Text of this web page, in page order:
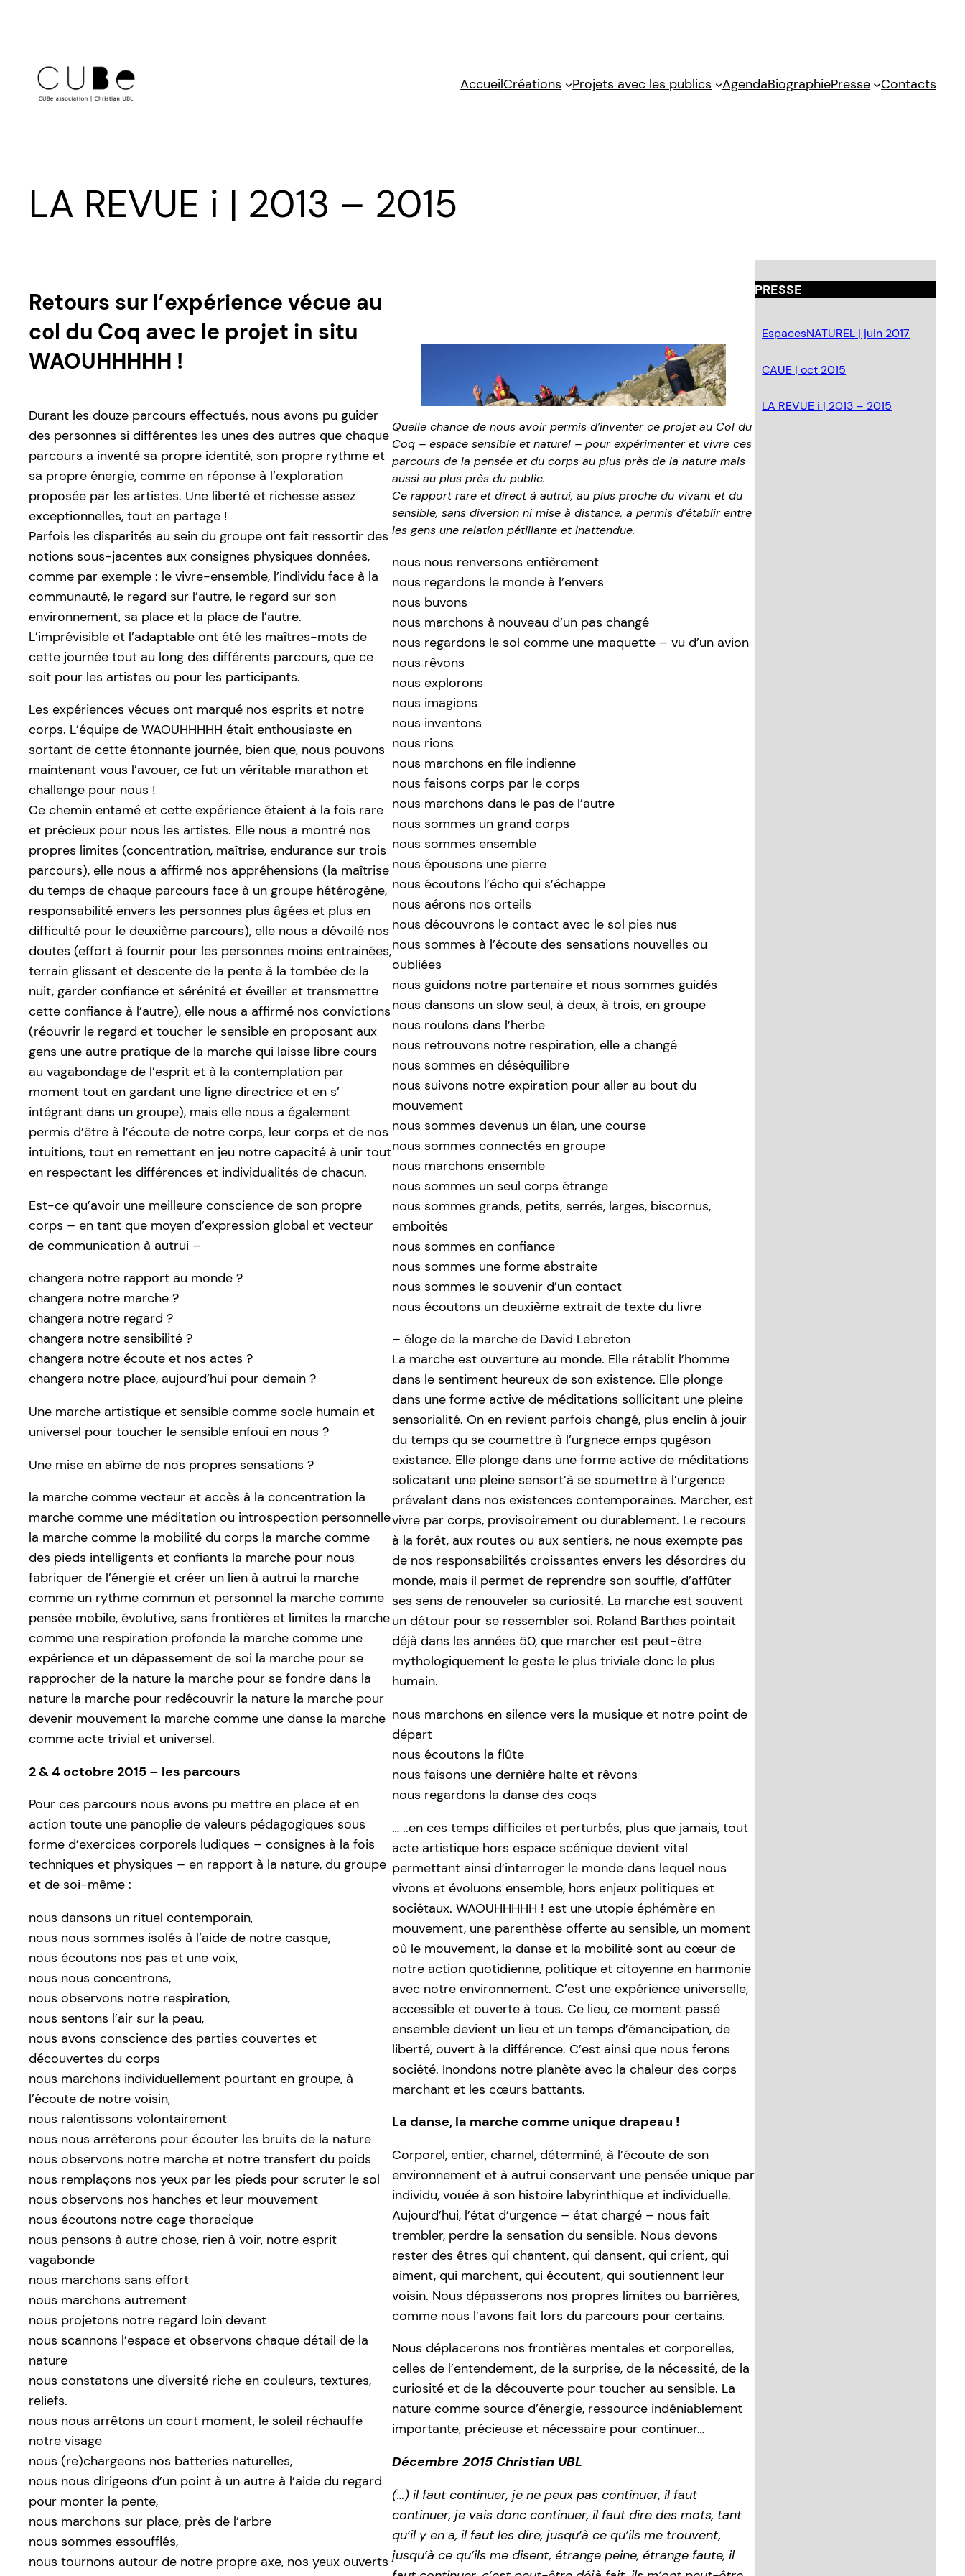
AccueilCréations Projets avec les publics AgendaBiographiePresse Contacts
LA REVUE i | 2013 – 2015
Retours sur l’expérience vécue au
col du Coq avec le projet in situ
WAOUHHHHH !
Durant les douze parcours effectués, nous avons pu guider
des personnes si différentes les unes des autres que chaque
parcours a inventé sa propre identité, son propre rythme et
sa propre énergie, comme en réponse à l’exploration
proposée par les artistes. Une liberté et richesse assez
exceptionnelles, tout en partage !
Parfois les disparités au sein du groupe ont fait ressortir des
notions sous-jacentes aux consignes physiques données,
comme par exemple : le vivre-ensemble, l’individu face à la
communauté, le regard sur l’autre, le regard sur son
environnement, sa place et la place de l’autre.
L’imprévisible et l’adaptable ont été les maîtres-mots de
cette journée tout au long des différents parcours, que ce
soit pour les artistes ou pour les participants.
Les expériences vécues ont marqué nos esprits et notre
corps. L’équipe de WAOUHHHHH était enthousiaste en
sortant de cette étonnante journée, bien que, nous pouvons
maintenant vous l’avouer, ce fut un véritable marathon et
challenge pour nous !
Ce chemin entamé et cette expérience étaient à la fois rare
et précieux pour nous les artistes. Elle nous a montré nos
propres limites (concentration, maîtrise, endurance sur trois
parcours), elle nous a affirmé nos appréhensions (la maîtrise
du temps de chaque parcours face à un groupe hétérogène,
responsabilité envers les personnes plus âgées et plus en
difficulté pour le deuxième parcours), elle nous a dévoilé nos
doutes (effort à fournir pour les personnes moins entrainées,
terrain glissant et descente de la pente à la tombée de la
nuit, garder confiance et sérénité et éveiller et transmettre
cette confiance à l’autre), elle nous a affirmé nos convictions
(réouvrir le regard et toucher le sensible en proposant aux
gens une autre pratique de la marche qui laisse libre cours
au vagabondage de l’esprit et à la contemplation par
moment tout en gardant une ligne directrice et en s’
intégrant dans un groupe), mais elle nous a également
permis d’être à l’écoute de notre corps, leur corps et de nos
intuitions, tout en remettant en jeu notre capacité à unir tout
en respectant les différences et individualités de chacun.
Est-ce qu’avoir une meilleure conscience de son propre
corps – en tant que moyen d’expression global et vecteur
de communication à autrui –
changera notre rapport au monde ?
changera notre marche ?
changera notre regard ?
changera notre sensibilité ?
changera notre écoute et nos actes ?
changera notre place, aujourd’hui pour demain ?
Une marche artistique et sensible comme socle humain et
universel pour toucher le sensible enfoui en nous ?
Une mise en abîme de nos propres sensations ?
la marche comme vecteur et accès à la concentration la
marche comme une méditation ou introspection personnelle
la marche comme la mobilité du corps la marche comme
des pieds intelligents et confiants la marche pour nous
fabriquer de l’énergie et créer un lien à autrui la marche
comme un rythme commun et personnel la marche comme
pensée mobile, évolutive, sans frontières et limites la marche
comme une respiration profonde la marche comme une
expérience et un dépassement de soi la marche pour se
rapprocher de la nature la marche pour se fondre dans la
nature la marche pour redécouvrir la nature la marche pour
devenir mouvement la marche comme une danse la marche
comme acte trivial et universel.
2 & 4 octobre 2015 – les parcours
Pour ces parcours nous avons pu mettre en place et en
action toute une panoplie de valeurs pédagogiques sous
forme d’exercices corporels ludiques – consignes à la fois
techniques et physiques – en rapport à la nature, du groupe
et de soi-même :
nous dansons un rituel contemporain,
nous nous sommes isolés à l’aide de notre casque,
nous écoutons nos pas et une voix,
nous nous concentrons,
nous observons notre respiration,
nous sentons l’air sur la peau,
nous avons conscience des parties couvertes et
découvertes du corps
nous marchons individuellement pourtant en groupe, à
l’écoute de notre voisin,
nous ralentissons volontairement
nous nous arrêterons pour écouter les bruits de la nature
nous observons notre marche et notre transfert du poids
nous remplaçons nos yeux par les pieds pour scruter le sol
nous observons nos hanches et leur mouvement
nous écoutons notre cage thoracique
nous pensons à autre chose, rien à voir, notre esprit
vagabonde
nous marchons sans effort
nous marchons autrement
nous projetons notre regard loin devant
nous scannons l’espace et observons chaque détail de la
nature
nous constatons une diversité riche en couleurs, textures,
reliefs.
nous nous arrêtons un court moment, le soleil réchauffe
notre visage
nous (re)chargeons nos batteries naturelles,
nous nous dirigeons d’un point à un autre à l’aide du regard
pour monter la pente,
nous marchons sur place, près de l’arbre
nous sommes essoufflés,
nous tournons autour de notre propre axe, nos yeux ouverts
Quelle chance de nous avoir permis d’inventer ce projet au Col du
Coq – espace sensible et naturel – pour expérimenter et vivre ces
parcours de la pensée et du corps au plus près de la nature mais
aussi au plus près du public.
Ce rapport rare et direct à autrui, au plus proche du vivant et du
sensible, sans diversion ni mise à distance, a permis d’établir entre
les gens une relation pétillante et inattendue.
nous nous renversons entièrement
nous regardons le monde à l’envers
nous buvons
nous marchons à nouveau d’un pas changé
nous regardons le sol comme une maquette – vu d’un avion
nous rêvons
nous explorons
nous imagions
nous inventons
nous rions
nous marchons en file indienne
nous faisons corps par le corps
nous marchons dans le pas de l’autre
nous sommes un grand corps
nous sommes ensemble
nous épousons une pierre
nous écoutons l’écho qui s’échappe
nous aérons nos orteils
nous découvrons le contact avec le sol pies nus
nous sommes à l’écoute des sensations nouvelles ou
oubliées
nous guidons notre partenaire et nous sommes guidés
nous dansons un slow seul, à deux, à trois, en groupe
nous roulons dans l’herbe
nous retrouvons notre respiration, elle a changé
nous sommes en déséquilibre
nous suivons notre expiration pour aller au bout du
mouvement
nous sommes devenus un élan, une course
nous sommes connectés en groupe
nous marchons ensemble
nous sommes un seul corps étrange
nous sommes grands, petits, serrés, larges, biscornus,
emboités
nous sommes en confiance
nous sommes une forme abstraite
nous sommes le souvenir d’un contact
nous écoutons un deuxième extrait de texte du livre
– éloge de la marche de David Lebreton
La marche est ouverture au monde. Elle rétablit l’homme
dans le sentiment heureux de son existence. Elle plonge
dans une forme active de méditations sollicitant une pleine
sensorialité. On en revient parfois changé, plus enclin à jouir
du temps qu se coumettre à l’urgnece emps qugéson
existance. Elle plonge dans une forme active de méditations
solicatant une pleine sensort’à se soumettre à l’urgence
prévalant dans nos existences contemporaines. Marcher, est
vivre par corps, provisoirement ou durablement. Le recours
à la forêt, aux routes ou aux sentiers, ne nous exempte pas
de nos responsabilités croissantes envers les désordres du
monde, mais il permet de reprendre son souffle, d’affûter
ses sens de renouveler sa curiosité. La marche est souvent
un détour pour se ressembler soi. Roland Barthes pointait
déjà dans les années 50, que marcher est peut-être
mythologiquement le geste le plus triviale donc le plus
humain.
nous marchons en silence vers la musique et notre point de
départ
nous écoutons la flûte
nous faisons une dernière halte et rêvons
nous regardons la danse des coqs
… ..en ces temps difficiles et perturbés, plus que jamais, tout
acte artistique hors espace scénique devient vital
permettant ainsi d’interroger le monde dans lequel nous
vivons et évoluons ensemble, hors enjeux politiques et
sociétaux. WAOUHHHHH ! est une utopie éphémère en
mouvement, une parenthèse offerte au sensible, un moment
où le mouvement, la danse et la mobilité sont au cœur de
notre action quotidienne, politique et citoyenne en harmonie
avec notre environnement. C’est une expérience universelle,
accessible et ouverte à tous. Ce lieu, ce moment passé
ensemble devient un lieu et un temps d’émancipation, de
liberté, ouvert à la différence. C’est ainsi que nous ferons
société. Inondons notre planète avec la chaleur des corps
marchant et les cœurs battants.
La danse, la marche comme unique drapeau !
Corporel, entier, charnel, déterminé, à l’écoute de son
environnement et à autrui conservant une pensée unique par
individu, vouée à son histoire labyrinthique et individuelle.
Aujourd’hui, l’état d’urgence – état chargé – nous fait
trembler, perdre la sensation du sensible. Nous devons
rester des êtres qui chantent, qui dansent, qui crient, qui
aiment, qui marchent, qui écoutent, qui soutiennent leur
voisin. Nous dépasserons nos propres limites ou barrières,
comme nous l’avons fait lors du parcours pour certains.
Nous déplacerons nos frontières mentales et corporelles,
celles de l’entendement, de la surprise, de la nécessité, de la
curiosité et de la découverte pour toucher au sensible. La
nature comme source d’énergie, ressource indéniablement
importante, précieuse et nécessaire pour continuer…
Décembre 2015 Christian UBL
(…) il faut continuer, je ne peux pas continuer, il faut
continuer, je vais donc continuer, il faut dire des mots, tant
qu’il y en a, il faut les dire, jusqu’à ce qu’ils me trouvent,
jusqu’à ce qu’ils me disent, étrange peine, étrange faute, il
PRESSE
EspacesNATUREL | juin 2017
CAUE | oct 2015
LA REVUE i | 2013 – 2015